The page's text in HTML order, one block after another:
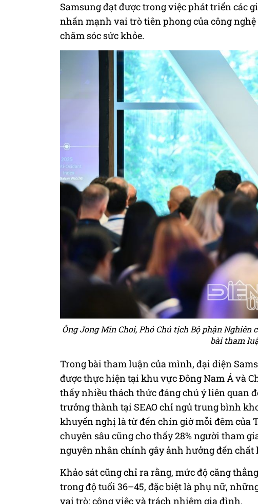
Samsung đạt được trong việc phát triển các
nhấn mạnh vai trò tiên phong của công
chăm sóc sức khỏe.
Ông Jong Min Choi, Phó Chủ tịch Bộ phận
bài tham
Trong bài tham luận của mình, đại diện
được thực hiện tại khu vực Đông Nam Á và
thấy nhiều thách thức đáng chú ý liên quan
trưởng thành tại SEAO chỉ ngủ trung bình
khuyến nghị là từ đến chín giờ mỗi đêm của
chuyên sâu cũng cho thấy 28% người tham
nguyên nhân chính gây ảnh hưởng đến chất
Khảo sát cũng chỉ ra rằng, mức độ căng
trong độ tuổi 36–45, đặc biệt là phụ nữ,
vai trò: công việc và trách nhiệm gia đình.